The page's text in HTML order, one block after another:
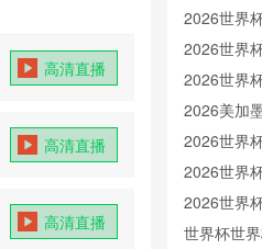
高清直播
高清直播
高清直播
2026世界
性分析
2026世界
性分析
2026世界
2026美加
2026世界
撼动
2026世界
2026世界
世界杯世